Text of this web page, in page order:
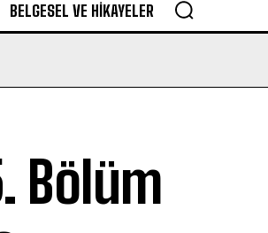
BELGESEL VE HIKAYELER
Bölüm